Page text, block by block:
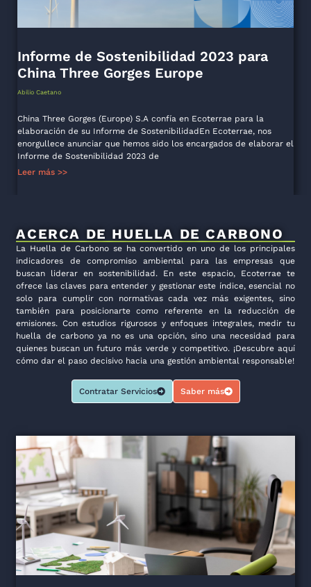
Informe de Sostenibilidad 2023 para
China Three Gorges Europe
Abilio Caetano
China Three Gorges (Europe) S.A confía en Ecoterrae para la
elaboración de su Informe de SostenibilidadEn Ecoterrae, nos
enorgullece anunciar que hemos sido los encargados de elaborar el
Informe de Sostenibilidad 2023 de
Leer más >>
La Huella de Carbono se ha convertido en uno de los principales
indicadores de compromiso ambiental para las empresas que
buscan liderar en sostenibilidad. En este espacio, Ecoterrae te
ofrece las claves para entender y gestionar este índice, esencial no
solo para cumplir con normativas cada vez más exigentes, sino
también para posicionarte como referente en la reducción de
emisiones. Con estudios rigurosos y enfoques integrales, medir tu
huella de carbono ya no es una opción, sino una necesidad para
quienes buscan un futuro más verde y competitivo. ¡Descubre aquí
cómo dar el paso decisivo hacia una gestión ambiental responsable!
ACERCA DE HUELLA DE CARBONO
Contratar Servicios Saber más